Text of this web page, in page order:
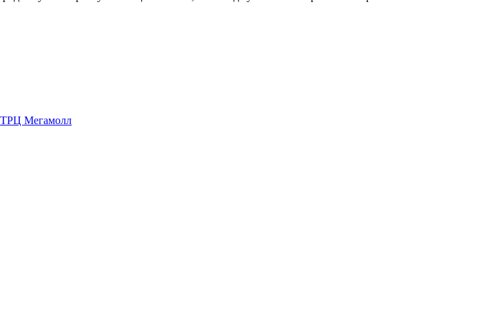
Мегамолл